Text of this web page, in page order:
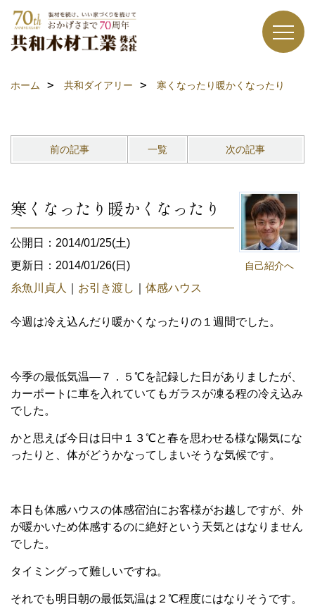
ホーム 共和ダイアリー 寒くなったり暖かくなったり
前の記事 一覧 次の記事
自己紹介へ
寒くなったり暖かくなったり
公開日：2014/01/25(土)
更新日：2014/01/26(日)
糸魚川貞人
お引き渡し 体感ハウス
今週は冷え込んだり暖かくなったりの１週間でした。
今季の最低気温―７．５℃を記録した日がありましたが、
カーポートに車を入れていてもガラスが凍る程の冷え込み
でした。
かと思えば今日は日中１３℃と春を思わせる様な陽気にな
ったりと、体がどうかなってしまいそうな気候です。
本日も体感ハウスの体感宿泊にお客様がお越しですが、外
が暖かいため体感するのに絶好という天気とはなりません
でした。
タイミングって難しいですね。
それでも明日朝の最低気温は２℃程度にはなりそうです。